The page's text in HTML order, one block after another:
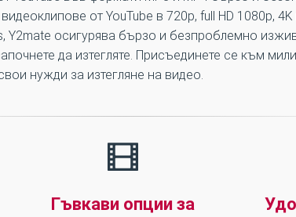
от YouTube в 720p, full HD 1080p,
Y2mate осигурява бързо и безпроблемно
да изтегляте. Присъединете се към
нужди за изтегляне на видео.
Гъвкави опции за